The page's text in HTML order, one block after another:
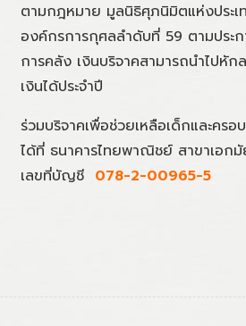
ตามกฎหมาย มูลนิธิศุภนิมิตแห่งประเ
องค์กรการกุศลลำดับที่ 59 ตามประก
การคลัง เงินบริจาคสามารถนำไปหั
เงินได้ประจำปี
ร่วมบริจาคเพื่อช่วยเหลือเด็กและครอ
ได้ที่ ธนาคารไทยพาณิชย์ สาขาเอก
เลขที่บัญชี 078-2-00965-5